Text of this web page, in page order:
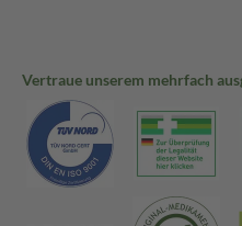
Vertraue unserem mehrfach